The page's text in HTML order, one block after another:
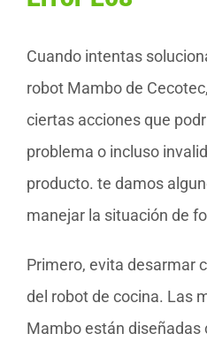
Cuando intentas
robot Mambo de
ciertas acciones que
problema o incluso
producto. te damos
manejar la situación de
Primero, evita desarmar
del robot de cocina. Las
Mambo están diseñadas